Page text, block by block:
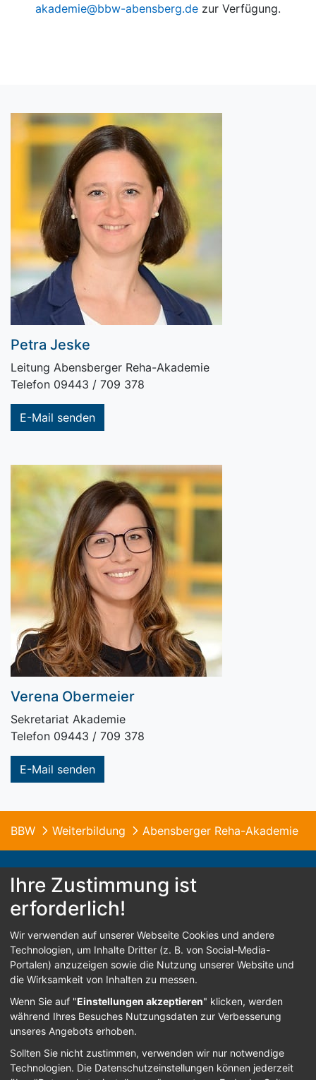
akademie@bbw-abensberg.de zur Verfügung.
Petra Jeske
Leitung Abensberger Reha-Akademie
Telefon 09443 / 709 378
E-Mail senden
Verena Obermeier
Sekretariat Akademie
Telefon 09443 / 709 378
E-Mail senden
BBW Weiterbildung Abensberger Reha-Akademie
© 2026 B.B.W. St. Franziskus Abensberg
Home Kontakt Impressum
Datenschutz
Barrierefreiheit
Sign In
Ihre Zustimmung ist
erforderlich!
Wir verwenden auf unserer Webseite Cookies und andere
Technologien, um Inhalte Dritter (z. B. von Social-Media-
Portalen) anzuzeigen sowie die Nutzung unserer Website und
die Wirksamkeit von Inhalten zu messen.
Wenn Sie auf "Einstellungen akzeptieren" klicken, werden
während Ihres Besuches Nutzungsdaten zur Verbesserung
unseres Angebots erhoben.
Sollten Sie nicht zustimmen, verwenden wir nur notwendige
Technologien. Die Datenschutzeinstellungen können jederzeit